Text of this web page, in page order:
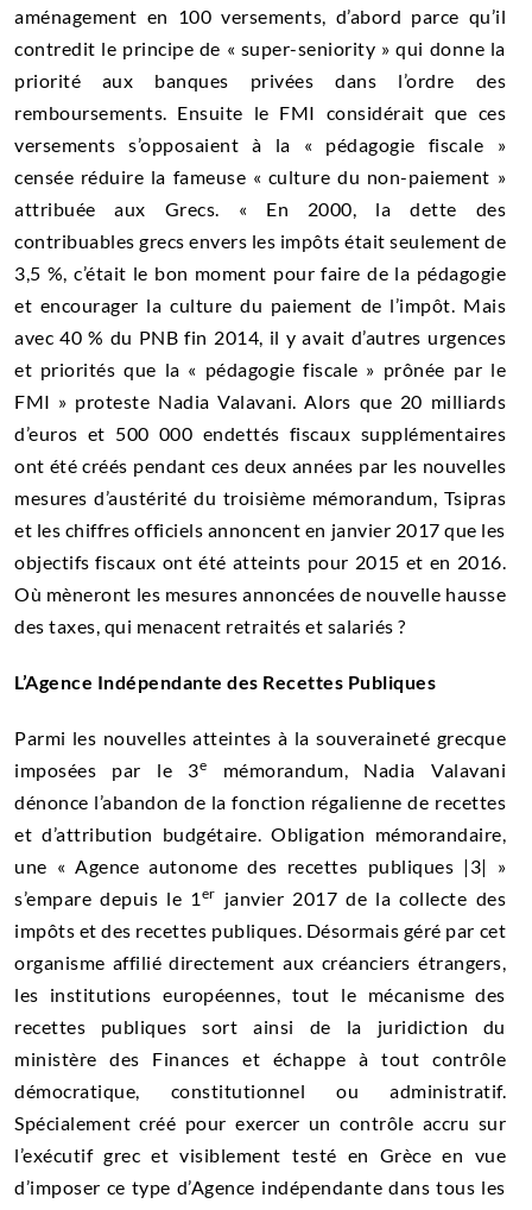
aménagement en 100 versements, d’abord parce qu’il
contredit le principe de « super-seniority » qui donne la
priorité aux banques privées dans l’ordre des
remboursements. Ensuite le FMI considérait que ces
versements s’opposaient à la « pédagogie fiscale »
censée réduire la fameuse « culture du non-paiement »
attribuée aux Grecs. « En 2000, la dette des
contribuables grecs envers les impôts était seulement de
3,5 %, c’était le bon moment pour faire de la pédagogie
et encourager la culture du paiement de l’impôt. Mais
avec 40 % du PNB fin 2014, il y avait d’autres urgences
et priorités que la « pédagogie fiscale » prônée par le
FMI » proteste Nadia Valavani. Alors que 20 milliards
d’euros et 500 000 endettés fiscaux supplémentaires
ont été créés pendant ces deux années par les nouvelles
mesures d’austérité du troisième mémorandum, Tsipras
et les chiffres officiels annoncent en janvier 2017 que les
objectifs fiscaux ont été atteints pour 2015 et en 2016.
Où mèneront les mesures annoncées de nouvelle hausse
des taxes, qui menacent retraités et salariés ?
L’Agence Indépendante des Recettes Publiques
Parmi les nouvelles atteintes à la souveraineté grecque
imposées par le 3e
mémorandum, Nadia Valavani
dénonce l’abandon de la fonction régalienne de recettes
et d’attribution budgétaire.Obligation mémorandaire,
une « Agence autonome des recettes publiques |3| »
s’empare depuis le 1 er janvier 2017 de la collecte des
impôts et des recettes publiques. Désormais géré par cet
organisme affilié directement aux créanciers étrangers,
les institutions européennes, tout le mécanisme des
recettes publiques sort ainsi de la juridiction du
ministère des Finances et échappe à tout contrôle
démocratique, constitutionnel ou administratif.
Spécialement créé pour exercer un contrôle accru sur
l’exécutif grec et visiblement testé en Grèce en vue
d’imposer ce type d’Agence indépendante dans tous les